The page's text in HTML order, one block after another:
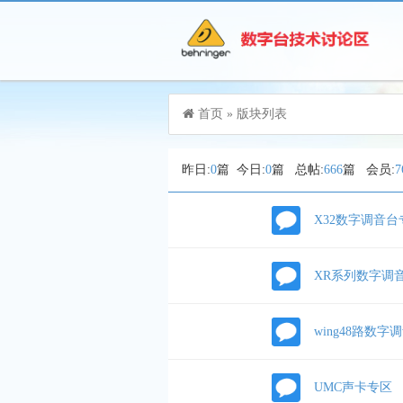
首页 » 版块列表
昨日:0篇 今日:0篇 总帖:666篇 会员:
X32数字调音台
XR系列数字调
wing48路数字
UMC声卡专区